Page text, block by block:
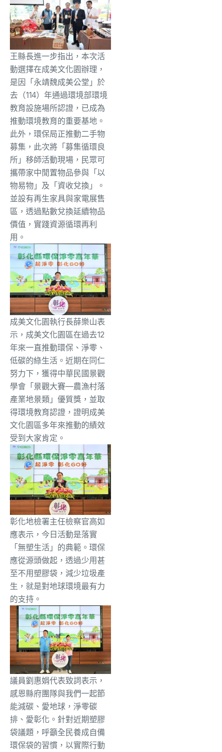
王縣長進一步指出，本次活
動選擇在成美文化園辦理，
是因「永靖魏成美公堂」於
去（114）年通過環境部環境
教育設施場所認證，已成為
推動環境教育的重要基地。
此外，環保局正推動二手物
募集，此次將「募集循環良
所」移師活動現場，民眾可
攜帶家中閒置物品參與「以
物易物」及「資收兌換」。
並設有再生家具與家電展售
區，透過點數兌換延續物品
價值，實踐資源循環再利
用。
成美文化園執行長薛樂山表
示，成美文化園區在過去12
年來一直推動環保、淨零、
低碳的綠生活。近期在同仁
努力下，獲得中華民國景觀
學會「景觀大賽—農漁村落
產業地景類」優質獎，並取
得環境教育認證，證明成美
文化園區多年來推動的績效
受到大家肯定。
彰化地檢署主任檢察官高如
應表示，今日活動是落實
「無塑生活」的典範。環保
應從源頭做起，透過少用甚
至不用塑膠袋，減少垃圾產
生，就是對地球環境最有力
的支持。
議員劉惠娟代表致詞表示，
感恩縣府團隊與我們一起節
能減碳、愛地球，淨零碳
排、愛彰化。針對近期塑膠
袋議題，呼籲全民養成自備
環保袋的習慣，以實際行動